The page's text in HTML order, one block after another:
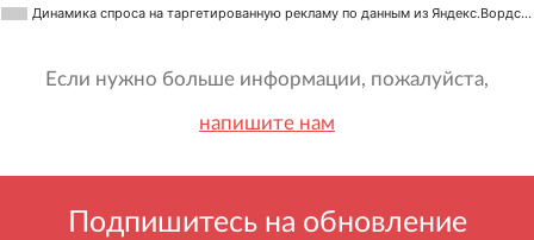
Динамика спроса на таргетированную рекламу по данным из Яндекс.Вордс…
Если нужно больше информации, пожалуйста,
напишите нам
Подпишитесь на обновление